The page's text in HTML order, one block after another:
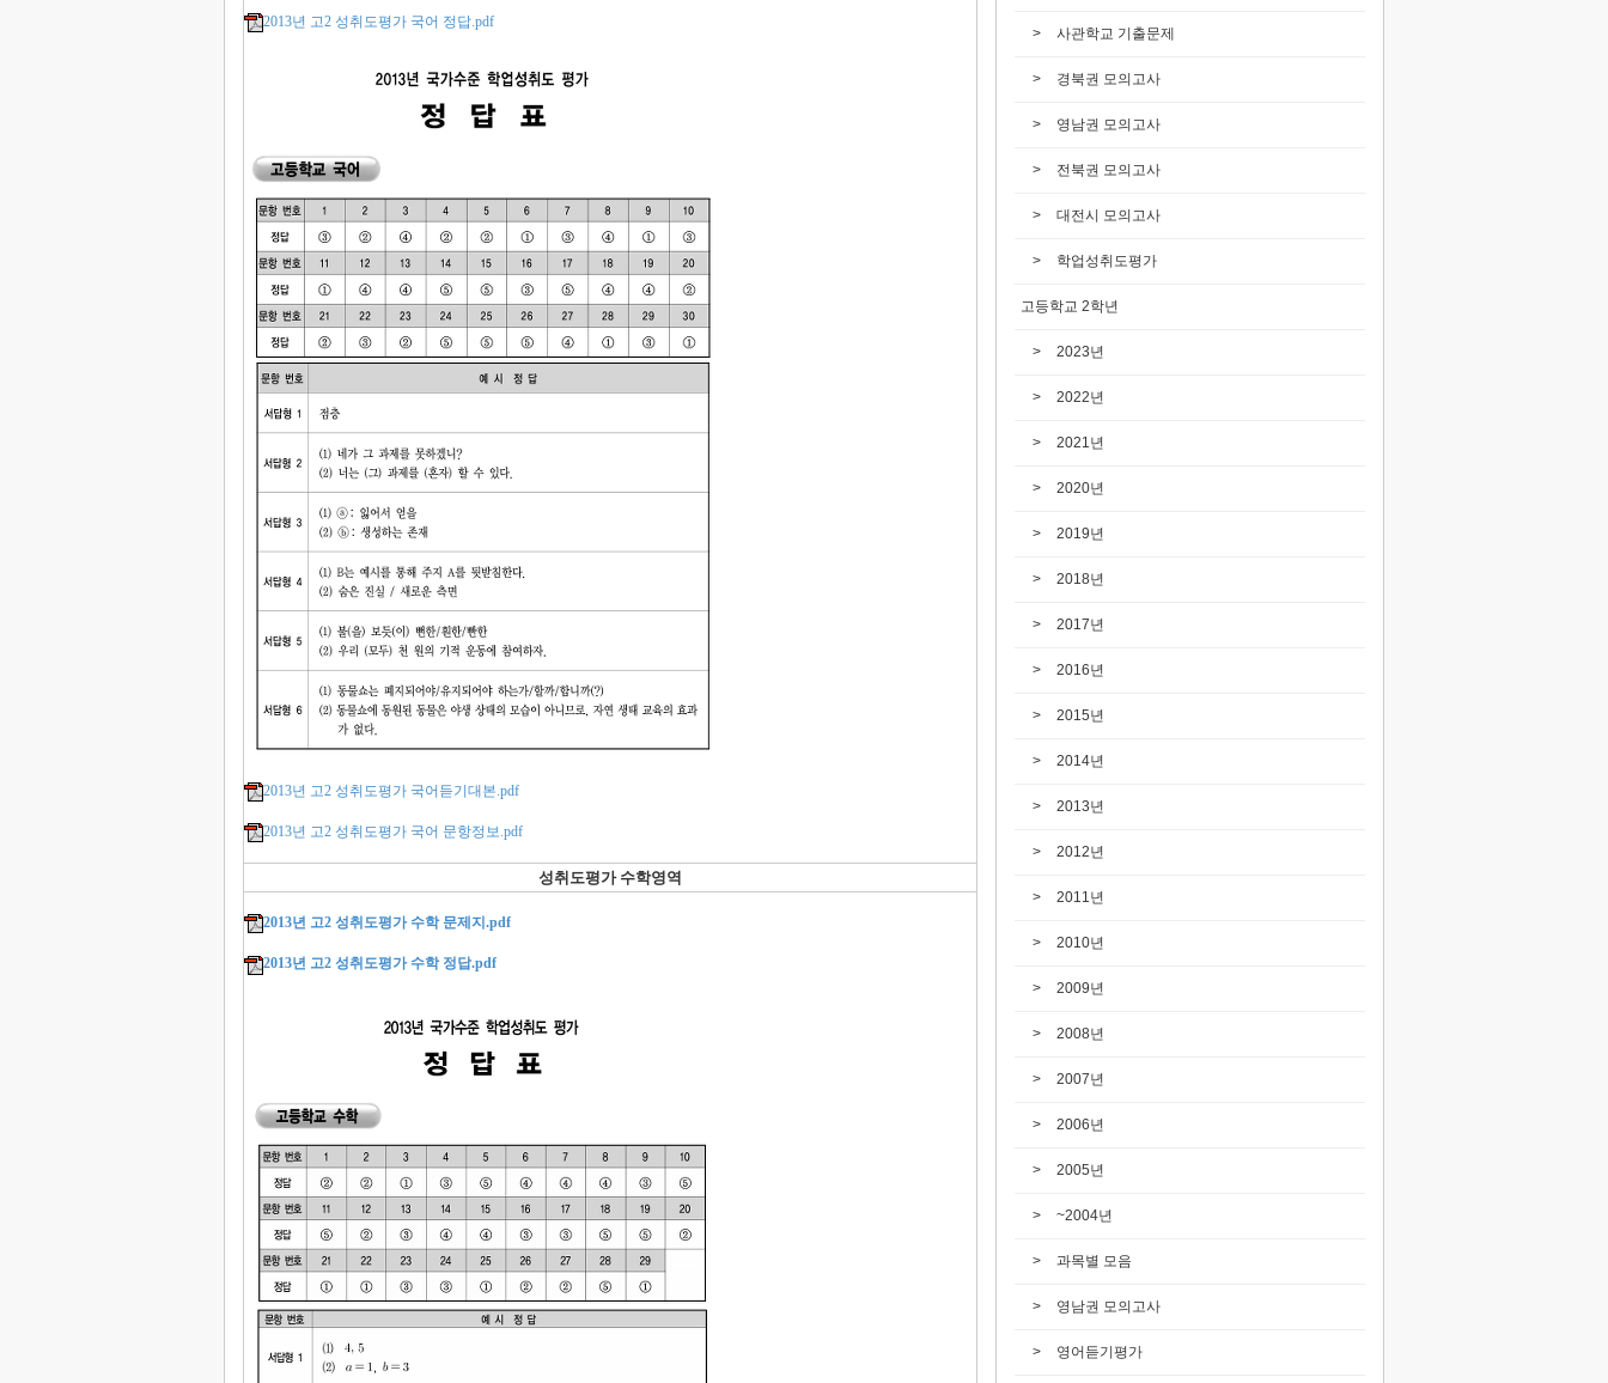
2013년 고2 성취도평가 국어 정답.pdf
2013년 고2 성취도평가 국어듣기대본.pdf
2013년 고2 성취도평가 국어 문항정보.pdf
성취도평가 수학영역
2013년 고2 성취도평가 수학 문제지.pdf
2013년 고2 성취도평가 수학 정답.pdf
사관학교 기출문제
경북권 모의고사
영남권 모의고사
전북권 모의고사
대전시 모의고사
학업성취도평가
고등학교 2학년
2023년
2022년
2021년
2020년
2019년
2018년
2017년
2016년
2015년
2014년
2013년
2012년
2011년
2010년
2009년
2008년
2007년
2006년
2005년
~2004년
과목별 모음
영남권 모의고사
영어듣기평가